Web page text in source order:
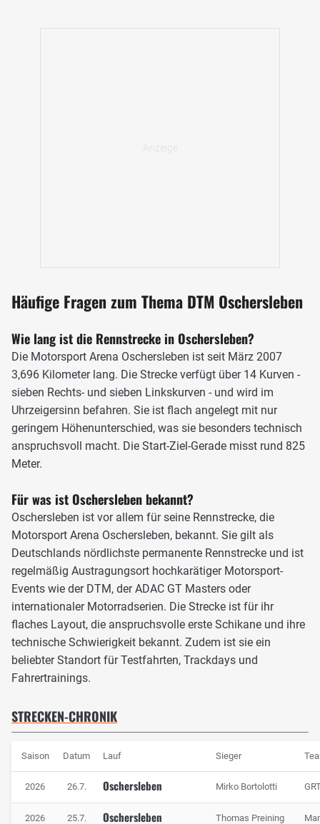
Auf der Start-Ziel-Geraden in Oschersleben können die Fahrer
Geschwindigkeiten in Höhe von über 200 km/h erreichen, Foto: IMAGO /
Eibner
DTM zu Gast in Oschersleben
Die Motorsport Arena verfügt über eine FIA-Homologation
der Kategorie 2 und ist damit für zahlreiche internationale
ausgeschlossen, da dafür eine Grade-1-Homologation
erforderlich wäre. Die Anlage umfasst neben der Grand-
Prix-Strecke auch zusätzliche Streckenvarianten sowie ein
Fahrerlager, Konferenzräume, Hospitality-Bereiche und ein
anliegendes Hotel direkt an der Strecke.
Die Motorsport Arena Oschersleben dient nicht nur als
Austragungsort für professionelle Rennveranstaltungen
wie die DTM oder das ADAC GT Masters, sondern wird
auch für Testfahrten, Trackdays, Fahrertrainings und
Industrieanwendungen genutzt.
Häufige Fragen zum Thema DTM Oschersleben
Wie lang ist die Rennstrecke in Oschersleben?
Die Motorsport Arena Oschersleben ist seit März 2007
3,696 Kilometer lang. Die Strecke verfügt über 14 Kurven -
sieben Rechts- und sieben Linkskurven - und wird im
Uhrzeigersinn befahren. Sie ist flach angelegt mit nur
geringem Höhenunterschied, was sie besonders technisch
anspruchsvoll macht. Die Start-Ziel-Gerade misst rund 825
Meter.
Für was ist Oschersleben bekannt?
Oschersleben ist vor allem für seine Rennstrecke, die
Motorsport Arena Oschersleben, bekannt. Sie gilt als
Deutschlands nördlichste permanente Rennstrecke und ist
regelmäßig Austragungsort hochkarätiger Motorsport-
Events wie der DTM, der ADAC GT Masters oder
internationaler Motorradserien. Die Strecke ist für ihr
flaches Layout, die anspruchsvolle erste Schikane und ihre
technische Schwierigkeit bekannt. Zudem ist sie ein
beliebter Standort für Testfahrten, Trackdays und
Fahrertrainings.
STRECKEN-CHRONIK
Saison Datum Lauf Sieger
2026 26.7. Oschersleben Mirko Bortolotti
2026 25.7. Oschersleben Thomas Preining